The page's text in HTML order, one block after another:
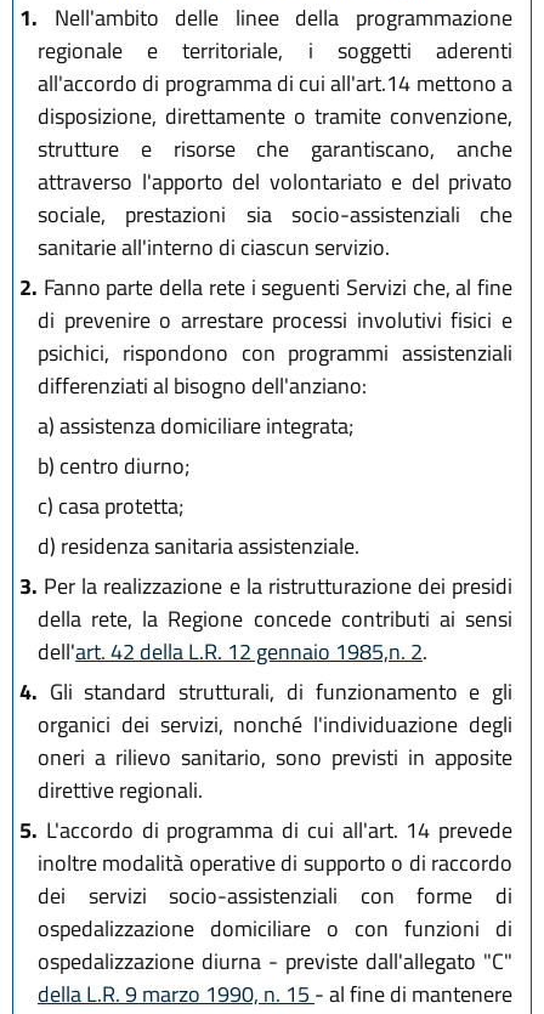
1. Nell'ambito delle linee della programmazione
regionale e territoriale, i soggetti aderenti
all'accordo di programma di cui all'art.14 mettono a
disposizione, direttamente o tramite convenzione,
strutture e risorse che garantiscano, anche
attraverso l'apporto del volontariato e del privato
sociale, prestazioni sia socio-assistenziali che
sanitarie all'interno di ciascun servizio.
2. Fanno parte della rete i seguenti Servizi che, al fine
di prevenire o arrestare processi involutivi fisici e
psichici, rispondono con programmi assistenziali
differenziati al bisogno dell'anziano:
a)assistenza domiciliare integrata;
b) centro diurno;
c) casa protetta;
d) residenza sanitaria assistenziale.
3. Per la realizzazione e la ristrutturazione dei presidi
della rete, la Regione concede contributi ai sensi
dell'art. 42 della L.R. 12 gennaio 1985,n. 2.
4. Gli standard strutturali, di funzionamento e gli
organici dei servizi, nonché l'individuazione degli
oneri a rilievo sanitario, sono previsti in apposite
direttive regionali.
5. L'accordo di programma di cui all'art. 14 prevede
inoltre modalità operative di supporto o di raccordo
dei servizi socio-assistenziali con forme di
ospedalizzazione domiciliare o con funzioni di
ospedalizzazione diurna - previste dall'allegato "C"
della L.R. 9 marzo 1990, n. 15 - al fine di mantenere